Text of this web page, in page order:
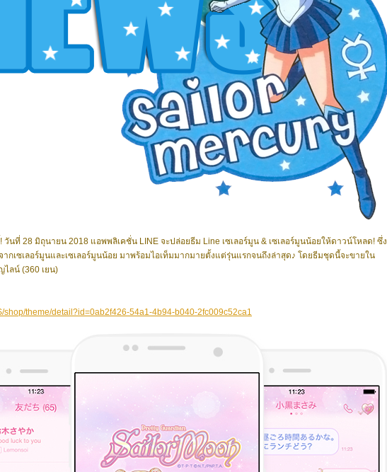
28 มิถุนายน 2018 แอพพลิเคชั่น LINE จะปล่อยธีม Line เซเลอร์มูน & เซเลอร์มูนน้อยให้ดาวน์โหลด! ซึ่ง
กเซเลอร์มูนและเซเลอร์มูนน้อย มาพร้อมไอเท็มมากมายตั้งแต่รุ่นแรกจนถึงล่าสุด♪ โดยธีมชุดนี้จะขายใน
ไลน์ (360 เยน)
shop/theme/detail?id=0ab2f426-54a1-4b94-b040-2fc009c52ca1